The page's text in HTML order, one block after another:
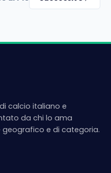
calcio italiano e
da chi lo ama
e di categoria.